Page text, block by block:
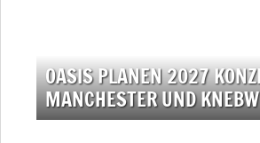
OASIS PLANEN 2027
MANCHESTER UND